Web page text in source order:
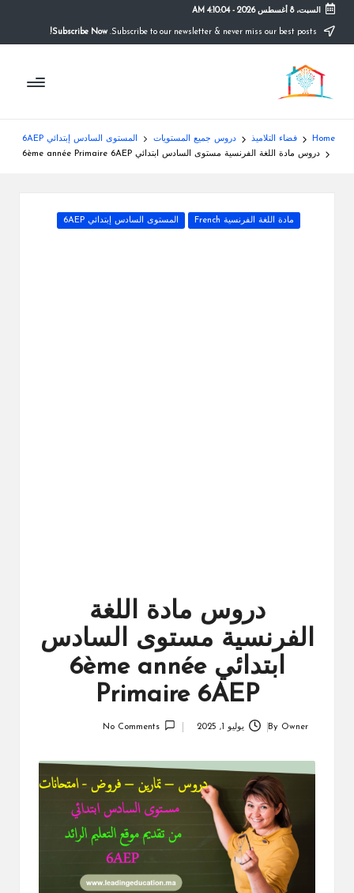
content
السبت، 8 أغسطس 2026 -
4:10:04 AM
Subscribe Now!
م
و
ق
ع
التعليم
الصريح
Home فضاء التلاميذ دروس جميع المستويات
المستوى السادس إبتدائي 6AEP
دروس مادة اللغة الفرنسية مستوى السادس ابتدائي 6ème année Primaire 6AEP
Posted
مادة اللغة الفرنسية French المستوى السادس إبتدائي 6AEP
دروس مادة اللغة
الفرنسية مستوى السادس
ابتدائي 6ème année
Primaire 6AEP
By Owner يوليو 1, 2025 No Comments